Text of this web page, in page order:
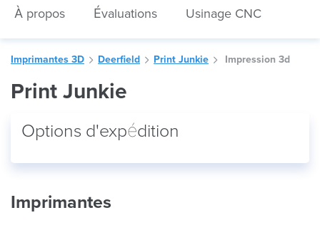
À propos Évaluations Usinage CNC
Imprimantes 3D Deerfield Print Junkie Impression 3d
Print Junkie
Options d'expédition
Imprimantes